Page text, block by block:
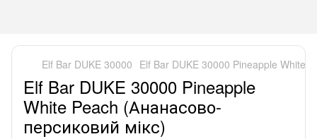
Elf Bar DUKE 30000 Elf Bar DUKE 30000 Pineapple White
Elf Bar DUKE 30000 Pineapple
White Peach (Ананасово-
персиковий мікс)